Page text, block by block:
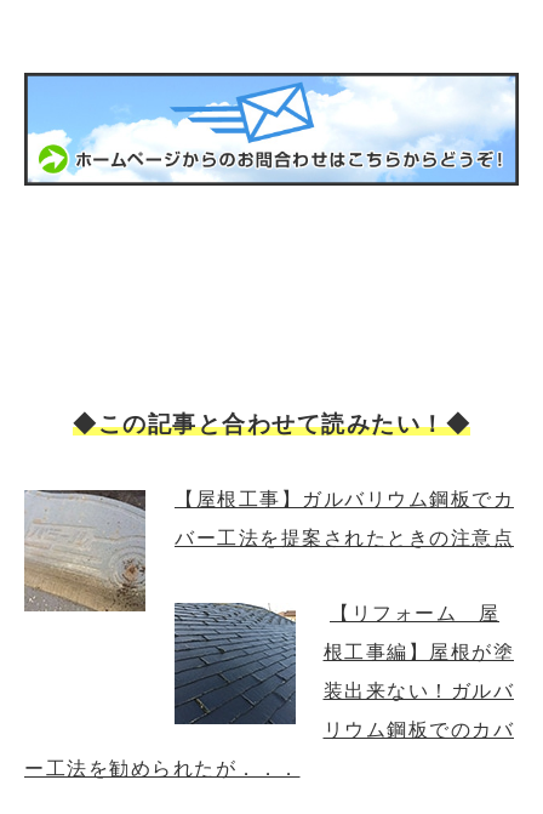
◆この記事と合わせて読みたい！◆
【屋根工事】ガルバリウム鋼板でカ
バー工法を提案されたときの注意点
【リフォーム 屋
根工事編】屋根が塗
装出来ない！ガルバ
リウム鋼板でのカバ
ー工法を勧められたが．．．